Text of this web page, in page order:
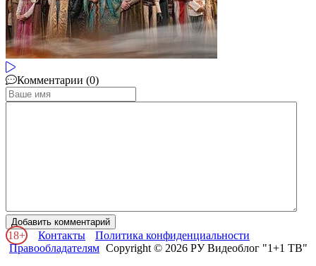
Комментарии (0)
Добавить комментарий
18+ Контакты
Политика конфиденциальности
Правообладателям Copyright © 2026 РУ Видеоблог "1+1 ТВ"